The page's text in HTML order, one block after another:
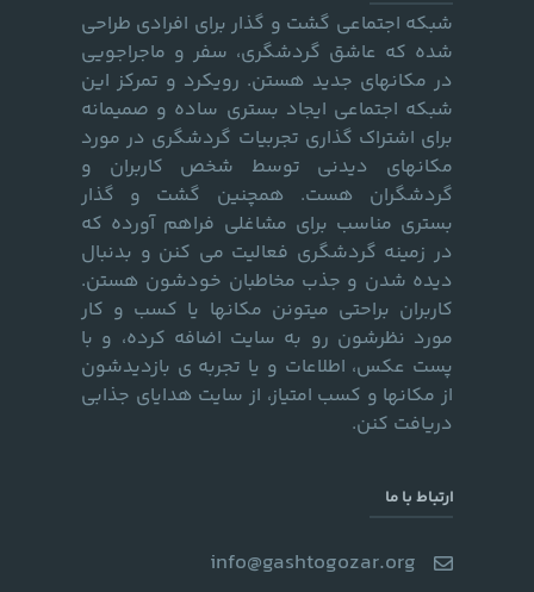
شبکه اجتماعی گشت و گذار برای افرادی طراحی
شده که عاشق گردشگری، سفر و ماجراجویی
در مکانهای جدید هستن. رویکرد و تمرکز این
شبکه اجتماعی ایجاد بستری ساده و صمیمانه
برای اشتراک گذاری تجربیات گردشگری در مورد
مکانهای دیدنی توسط شخص کاربران و
گردشگران هست. همچنین گشت و گذار
بستری مناسب برای مشاغلی فراهم آورده که
در زمینه گردشگری فعالیت می کنن و بدنبال
دیده شدن و جذب مخاطبان خودشون هستن.
کاربران براحتی میتونن مکانها یا کسب و کار
مورد نظرشون رو به سایت اضافه کرده، و با
پست عکس، اطلاعات و یا تجربه ی بازدیدشون
از مکانها و کسب امتیاز، از سایت هدایای جذابی
دریافت کنن.
ارتباط با ما
info@gashtogozar.org